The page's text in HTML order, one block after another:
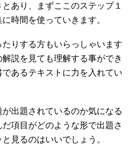
あり、まずここのステップ１
時間を使っていきます。
りする方もいらっしゃいます
説を見ても理解する事ができ
あるテキストに力を入れてい
出題されているのか気になる
項目がどのような形で出題さ
見るのはいいでしょう。